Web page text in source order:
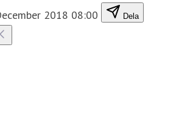
2018 08:00 Dela